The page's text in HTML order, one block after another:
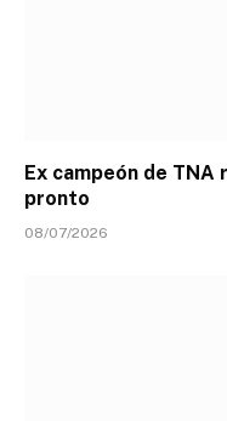
Ex campeón de TNA
pronto
08/07/2026